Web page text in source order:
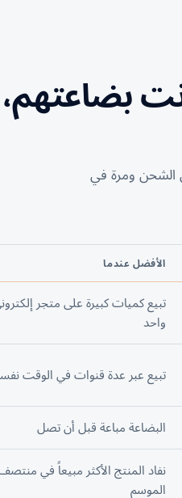
بضاعتهم،
الشحن ومرة في
الأفضل عندما
تبيع كميات كبيرة على متجر
واحد
تبيع عبر عدة قنوات في الوقت
البضاعة مباعة قبل أن تصل
نفاد المنتج الأكثر مبيعاً في
الموسم